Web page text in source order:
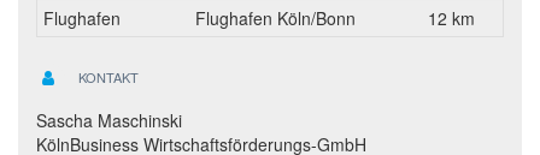
Flughafen
Flughafen Köln/Bonn 12 km
KONTAKT
Sascha Maschinski
KölnBusiness Wirtschaftsförderungs-GmbH